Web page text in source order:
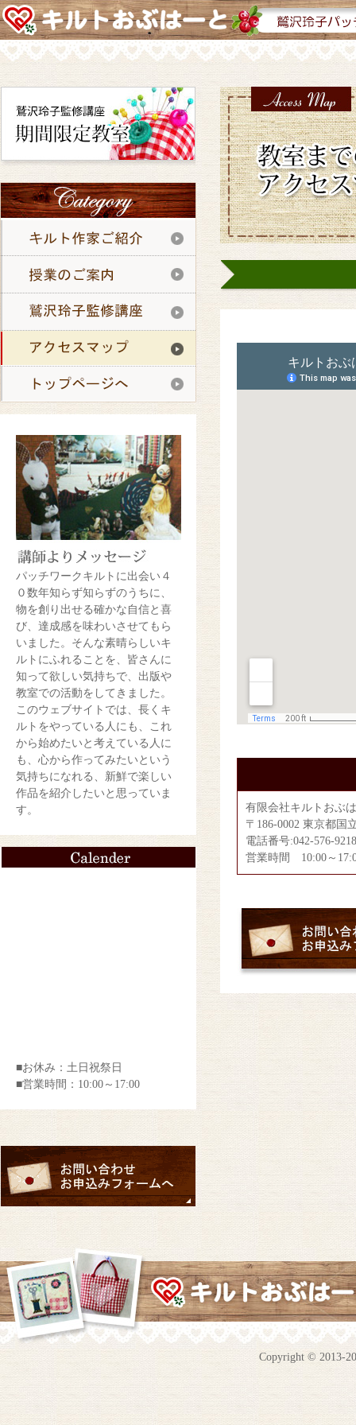
パッチワークキルトに出会い４
０数年知らず知らずのうちに、
物を創り出せる確かな自信と喜
び、達成感を味わいさせてもら
いました。そんな素晴らしいキ
ルトにふれることを、皆さんに
知って欲しい気持ちで、出版や
教室での活動をしてきました。
このウェブサイトでは、長くキ
ルトをやっている人にも、これ
から始めたいと考えている人に
も、心から作ってみたいという
気持ちになれる、新鮮で楽しい
作品を紹介したいと思っていま
す。
■お休み：土日祝祭日
■営業時間：10:00～17:00
有限会社キルトおぶ
〒186-0002 東京都国
電話番号:042-576-
営業時間 10:00～
Copyright © 2013-